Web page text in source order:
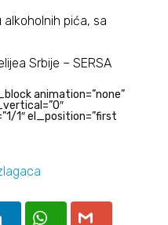
pića, sa
Srbije – SERSA
animation=”none”
1″ el_position=”first